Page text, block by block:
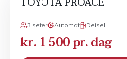
3 seter Automat Deisel
kr. 1 500 pr. dag